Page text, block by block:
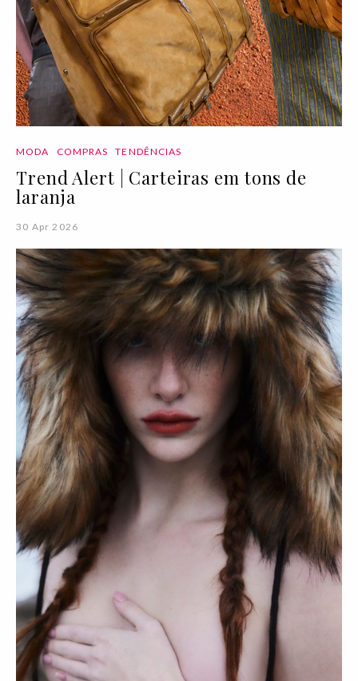
MODA COMPRAS TENDÊNCIAS
Trend Alert | Carteiras em tons de
laranja
30 Apr 2026